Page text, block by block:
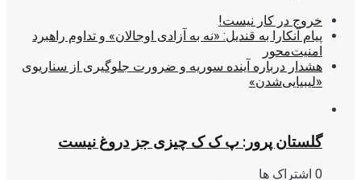
خروج در کار نیست!
پیام آنکارا به قندیل: «نه به آزادی اوجالان» و تداوم راهبرد
امنیت‌محور
هشدار درباره آینده سوریه و ضرورت جلوگیری از سناریوی
«لیبیایی‌شدن»
گلستان پرور: پ ک ک چیزی جز دروغ نیست
0 اشتراک ها